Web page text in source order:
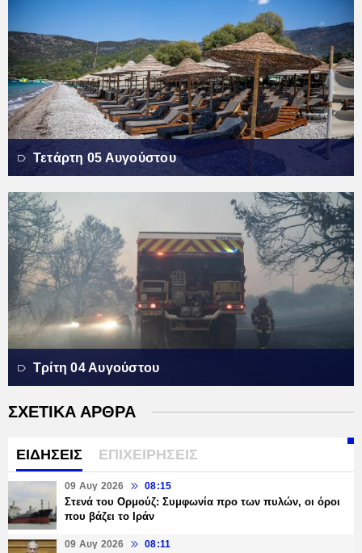
Τετάρτη 05 Αυγούστου
Τρίτη 04 Αυγούστου
ΣΧΕΤΙΚΑ ΑΡΘΡΑ
ΕΙΔΗΣΕΙΣ ΕΠΙΧΕΙΡΗΣΕΙΣ
09 Αυγ 2026 08:15
Στενά του Ορμούζ: Συμφωνία προ των πυλών, οι όροι
που βάζει το Ιράν
09 Αυγ 2026 08:11